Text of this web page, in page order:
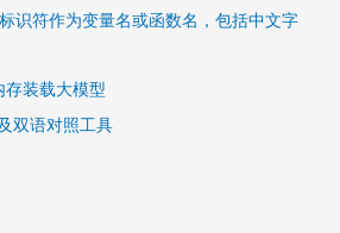
识符作为变量名或函数名，包括中文字
存装载大模型
双语对照工具